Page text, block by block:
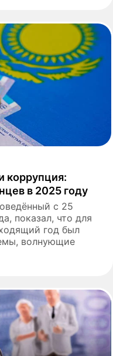
коррупция:
в 2025 году
с 25
показал, что для
год был
волнующие